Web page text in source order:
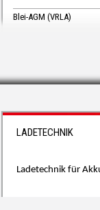
Blei-AGM (VRLA)
LADETECHNIK
Ladetechnik für